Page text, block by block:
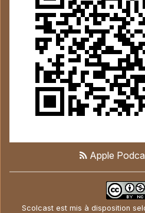
Apple
Scolcast est mis à disposition